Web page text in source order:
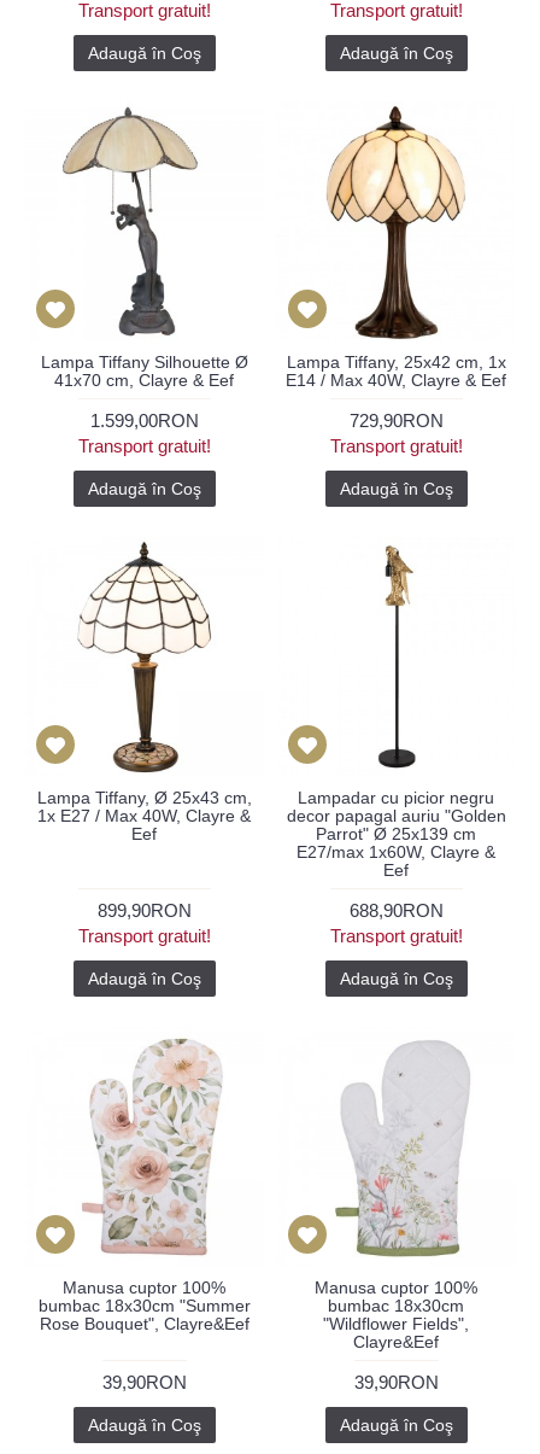
Transport gratuit!
Adaugă în Coş
Transport gratuit!
Adaugă în Coş
Lampa Tiffany Silhouette Ø
41x70 cm, Clayre & Eef
1.599,00RON
Transport gratuit!
Adaugă în Coş
Lampa Tiffany, 25x42 cm, 1x
E14 / Max 40W, Clayre & Eef
729,90RON
Transport gratuit!
Adaugă în Coş
Lampa Tiffany, Ø 25x43 cm,
1x E27 / Max 40W, Clayre &
Eef
899,90RON
Transport gratuit!
Adaugă în Coş
Lampadar cu picior negru
decor papagal auriu "Golden
Parrot" Ø 25x139 cm
E27/max 1x60W, Clayre &
Eef
688,90RON
Transport gratuit!
Adaugă în Coş
Manusa cuptor 100%
bumbac 18x30cm "Summer
Rose Bouquet", Clayre&Eef
39,90RON
Adaugă în Coş
Manusa cuptor 100%
bumbac 18x30cm
"Wildflower Fields",
Clayre&Eef
39,90RON
Adaugă în Coş